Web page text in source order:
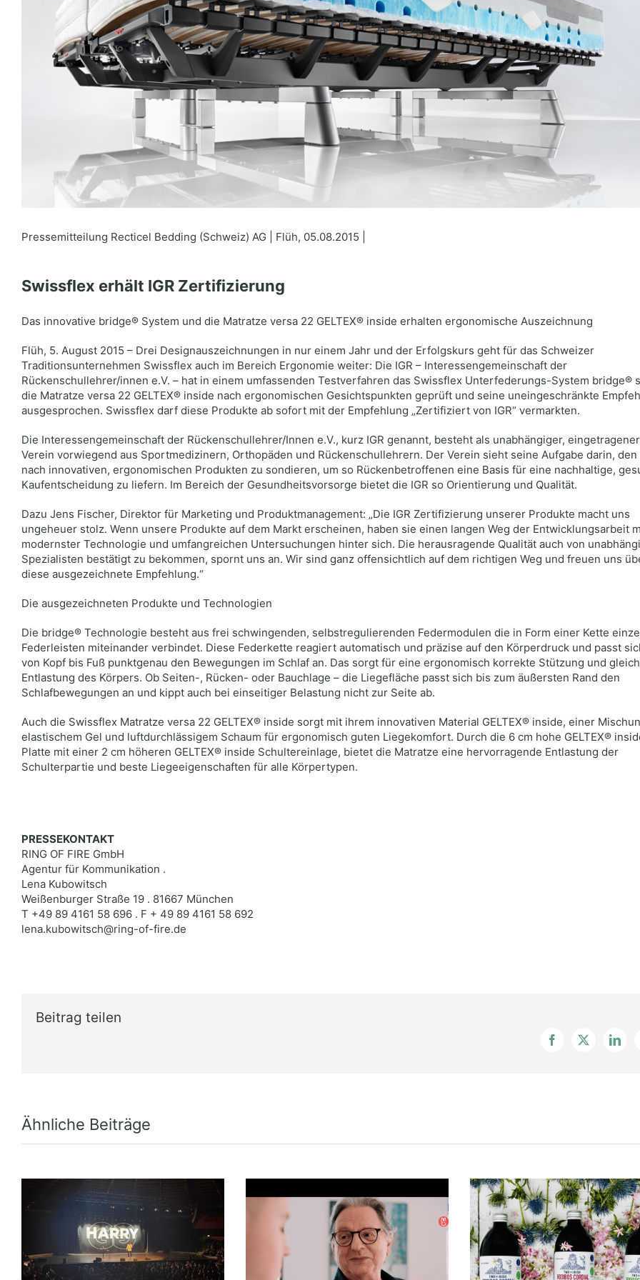
Pressemitteilung Recticel Bedding (Schweiz) AG | Flüh, 05.08.2015 |
Swissflex erhält IGR Zertifizierung
Das innovative bridge® System und die Matratze versa 22 GELTEX® inside erhalten ergonomische Auszeichnung
Flüh, 5. August 2015 – Drei Designauszeichnungen in nur einem Jahr und der Erfolgskurs geht für das Schweizer
Traditionsunternehmen Swissflex auch im Bereich Ergonomie weiter: Die IGR – Interessengemeinschaft der
Rückenschullehrer/innen e.V. – hat in einem umfassenden Testverfahren das Swissflex Unterfederungs-System bridge®
die Matratze versa 22 GELTEX® inside nach ergonomischen Gesichtspunkten geprüft und seine uneingeschränkte
ausgesprochen. Swissflex darf diese Produkte ab sofort mit der Empfehlung „Zertifiziert von IGR“ vermarkten.
Die Interessengemeinschaft der Rückenschullehrer/Innen e.V., kurz IGR genannt, besteht als unabhängiger, eingetragener
Verein vorwiegend aus Sportmedizinern, Orthopäden und Rückenschullehrern. Der Verein sieht seine Aufgabe darin, den
nach innovativen, ergonomischen Produkten zu sondieren, um so Rückenbetroffenen eine Basis für eine nachhaltige,
Kaufentscheidung zu liefern. Im Bereich der Gesundheitsvorsorge bietet die IGR so Orientierung und Qualität.
Dazu Jens Fischer, Direktor für Marketing und Produktmanagement: „Die IGR Zertifizierung unserer Produkte macht uns
ungeheuer stolz. Wenn unsere Produkte auf dem Markt erscheinen, haben sie einen langen Weg der Entwicklungsarbeit
modernster Technologie und umfangreichen Untersuchungen hinter sich. Die herausragende Qualität auch von
Spezialisten bestätigt zu bekommen, spornt uns an. Wir sind ganz offensichtlich auf dem richtigen Weg und freuen uns
diese ausgezeichnete Empfehlung.“
Die ausgezeichneten Produkte und Technologien
Die bridge® Technologie besteht aus frei schwingenden, selbstregulierenden Federmodulen die in Form einer Kette
Federleisten miteinander verbindet. Diese Federkette reagiert automatisch und präzise auf den Körperdruck und passt
von Kopf bis Fuß punktgenau den Bewegungen im Schlaf an. Das sorgt für eine ergonomisch korrekte Stützung und
Entlastung des Körpers. Ob Seiten-, Rücken- oder Bauchlage – die Liegefläche passt sich bis zum äußersten Rand den
Schlafbewegungen an und kippt auch bei einseitiger Belastung nicht zur Seite ab.
Auch die Swissflex Matratze versa 22 GELTEX® inside sorgt mit ihrem innovativen Material GELTEX® inside, einer
elastischem Gel und luftdurchlässigem Schaum für ergonomisch guten Liegekomfort. Durch die 6 cm hohe GELTEX®
Platte mit einer 2 cm höheren GELTEX® inside Schultereinlage, bietet die Matratze eine hervorragende Entlastung der
Schulterpartie und beste Liegeeigenschaften für alle Körpertypen.
PRESSEKONTAKT
RING OF FIRE GmbH
Agentur für Kommunikation .
Lena Kubowitsch
Weißenburger Straße 19 . 81667 München
T +49 89 4161 58 696 . F + 49 89 4161 58 692
lena.kubowitsch@ring-of-fire.de
Beitrag teilen
Facebook
X
Ähnliche Beiträge